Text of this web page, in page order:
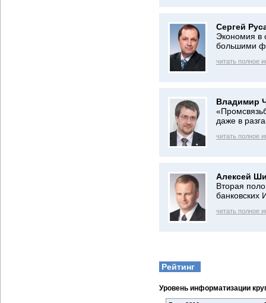
Сергей
Экономия в
большими
читать полное
Владимир
даже в
читать полное
Алексей
Вторая
банковских
читать полное
Рейтинг
Уровень информатизации